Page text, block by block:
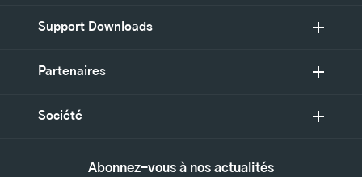
Support Downloads
Partenaires
Société
Abonnez-vous à nos actualités